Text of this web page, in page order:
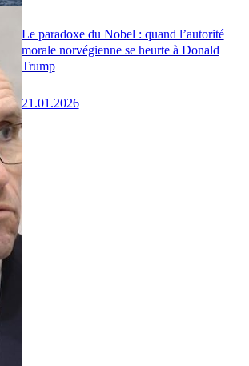
Le paradoxe du Nobel : quand l’autorité
morale norvégienne se heurte à Donald
Trump
21.01.2026